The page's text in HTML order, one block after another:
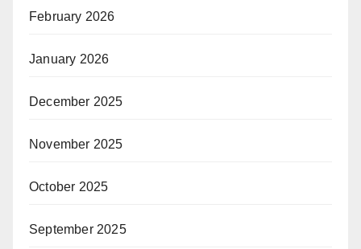
February 2026
January 2026
December 2025
November 2025
October 2025
September 2025